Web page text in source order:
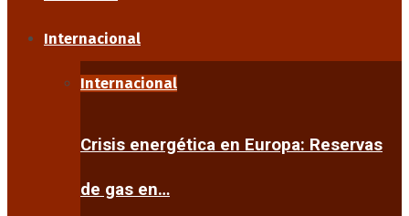
Internacional
Internacional
Crisis energética en Europa: Reservas
de gas en…